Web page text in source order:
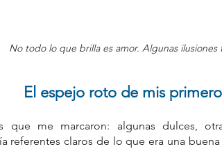
Coralie FargeatCultura popDemi Moore
Gaby Pérez Islas
La Sustancia La Torre Lectura ética del Tarot
No todo lo que brilla es amor. Algunas
El espejo roto de mis
referentes claros de lo que era una